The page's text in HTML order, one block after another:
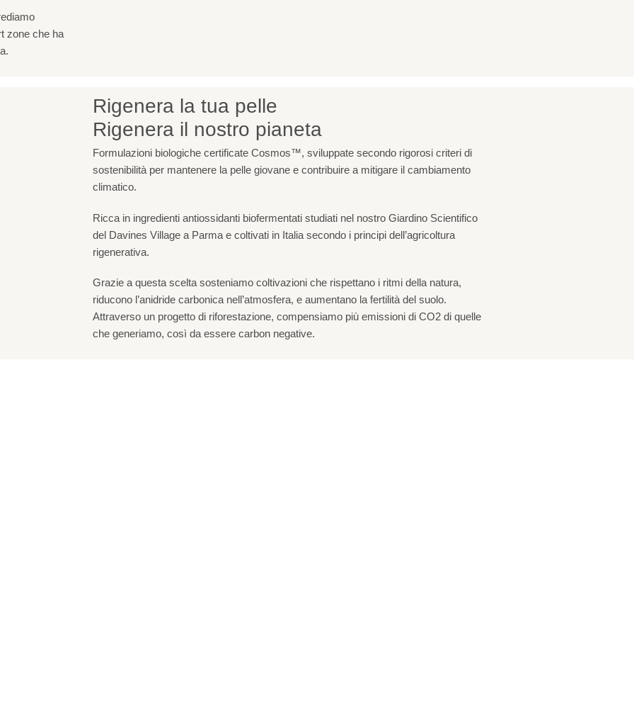
zone che ha
Rigenera la tua pelle
Rigenera il nostro pianeta
Formulazioni biologiche certificate Cosmos™, sviluppate secondo rigorosi criteri di
sostenibilità per mantenere la pelle giovane e contribuire a mitigare il cambiamento
climatico.
Ricca in ingredienti antiossidanti biofermentati studiati nel nostro Giardino Scientifico
del Davines Village a Parma e coltivati in Italia secondo i principi dell’agricoltura
rigenerativa.
Grazie a questa scelta sosteniamo coltivazioni che rispettano i ritmi della natura,
riducono l’anidride carbonica nell’atmosfera, e aumentano la fertilità del suolo.
Attraverso un progetto di riforestazione, compensiamo più emissioni di CO2 di quelle
che generiamo, così da essere carbon negative.